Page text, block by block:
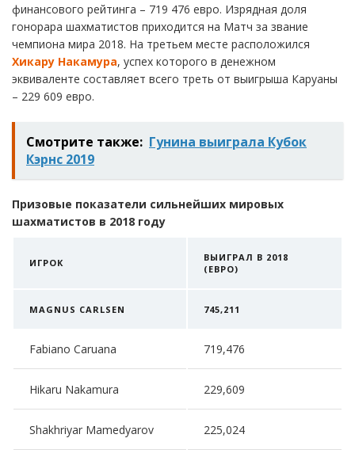
финансового рейтинга – 719 476 евро. Изрядная доля
гонорара шахматистов приходится на Матч за звание
чемпиона мира 2018. На третьем месте расположился
Хикару Накамура, успех которого в денежном
эквиваленте составляет всего треть от выигрыша Каруаны
– 229 609 евро.
Смотрите также: Гунина выиграла Кубок
Кэрнс 2019
Призовые показатели сильнейших мировых
шахматистов в 2018 году
ИГРОК
ВЫИГРАЛ В 2018
(ЕВРО)
MAGNUS CARLSEN 745,211
Fabiano Caruana 719,476
Hikaru Nakamura 229,609
Shakhriyar Mamedyarov 225,024